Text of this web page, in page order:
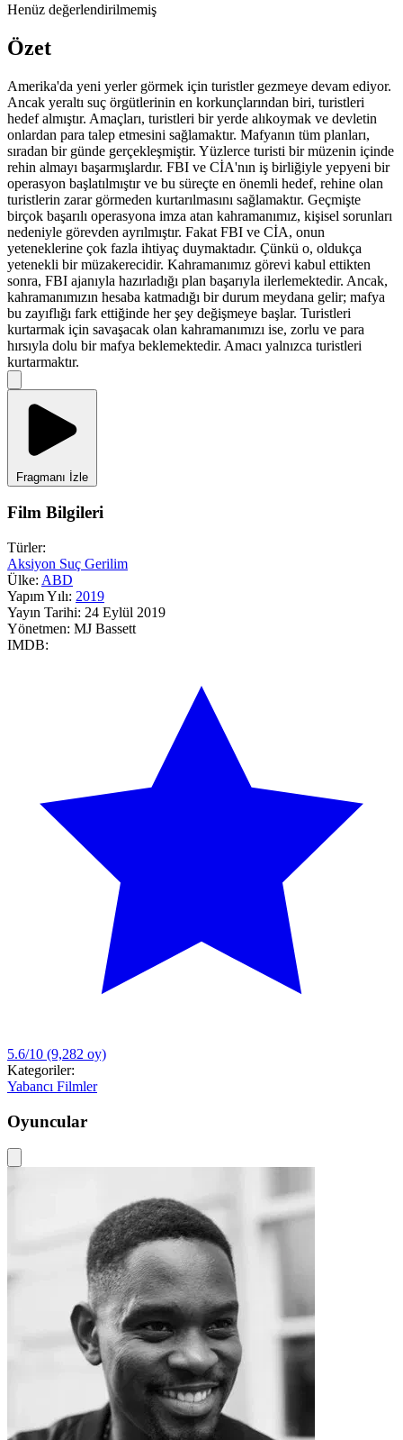
Henüz değerlendirilmemiş
Özet
Amerika'da yeni yerler görmek için turistler gezmeye devam ediyor.
Ancak yeraltı suç örgütlerinin en korkunçlarından biri, turistleri
hedef almıştır. Amaçları, turistleri bir yerde alıkoymak ve devletin
onlardan para talep etmesini sağlamaktır. Mafyanın tüm planları,
sıradan bir günde gerçekleşmiştir. Yüzlerce turisti bir müzenin içinde
rehin almayı başarmışlardır. FBI ve CİA'nın iş birliğiyle yepyeni bir
operasyon başlatılmıştır ve bu süreçte en önemli hedef, rehine olan
turistlerin zarar görmeden kurtarılmasını sağlamaktır. Geçmişte
birçok başarılı operasyona imza atan kahramanımız, kişisel sorunları
nedeniyle görevden ayrılmıştır. Fakat FBI ve CİA, onun
yeteneklerine çok fazla ihtiyaç duymaktadır. Çünkü o, oldukça
yetenekli bir müzakerecidir. Kahramanımız görevi kabul ettikten
sonra, FBI ajanıyla hazırladığı plan başarıyla ilerlemektedir. Ancak,
kahramanımızın hesaba katmadığı bir durum meydana gelir; mafya
bu zayıflığı fark ettiğinde her şey değişmeye başlar. Turistleri
kurtarmak için savaşacak olan kahramanımızı ise, zorlu ve para
hırsıyla dolu bir mafya beklemektedir. Amacı yalnızca turistleri
kurtarmaktır.
Fragmanı İzle
Film Bilgileri
Türler:
Aksiyon Suç Gerilim
Ülke: ABD
Yapım Yılı: 2019
Yayın Tarihi: 24 Eylül 2019
Yönetmen: MJ Bassett
IMDB:
5.6/10 (9,282 oy)
Kategoriler:
Yabancı Filmler
Oyuncular